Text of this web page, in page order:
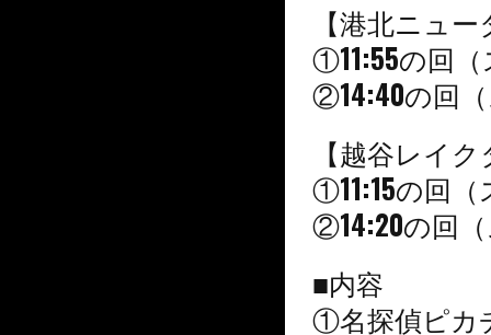
【港北ニュ
①11:55の回
②14:40の回
【越谷レイ
①11:15の回
②14:20の回
■内容
①名探偵ピ